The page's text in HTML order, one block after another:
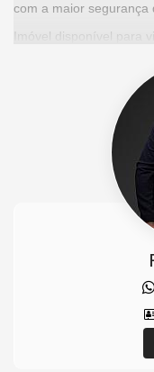
com a maior segurança
Imóvel disponível para
Agende uma visita
Os valores estão
Características do
Características do